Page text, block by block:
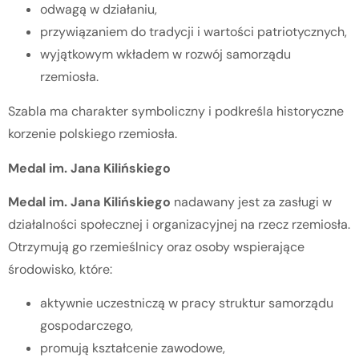
odwagą w działaniu,
przywiązaniem do tradycji i wartości patriotycznych,
wyjątkowym wkładem w rozwój samorządu
rzemiosła.
Szabla ma charakter symboliczny i podkreśla historyczne
korzenie polskiego rzemiosła.
Medal im. Jana Kilińskiego
Medal im. Jana Kilińskiego nadawany jest za zasługi w
działalności społecznej i organizacyjnej na rzecz rzemiosła.
Otrzymują go rzemieślnicy oraz osoby wspierające
środowisko, które:
aktywnie uczestniczą w pracy struktur samorządu
gospodarczego,
promują kształcenie zawodowe,